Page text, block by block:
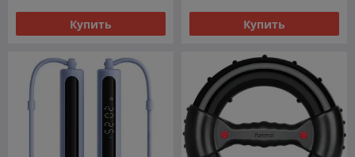
Купить Купить